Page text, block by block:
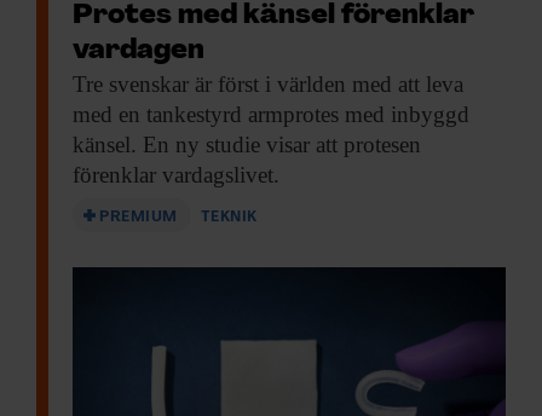
Protes med känsel förenklar
vardagen
Tre svenskar är först i världen med att leva
med en tankestyrd armprotes med inbyggd
känsel. En ny studie visar att protesen
förenklar vardagslivet.
PREMIUM TEKNIK